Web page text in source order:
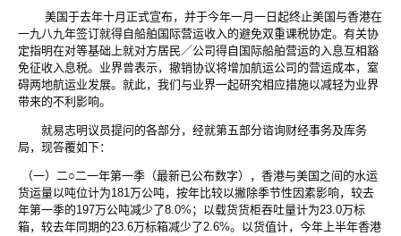
美国于去年十月正式宣布，并于今年一月一日起终止美国与香港在
一九八九年签订就得自船舶国际营运收入的避免双重课税协定。有关协
定指明在对等基础上就对方居民／公司得自国际船舶营运的入息互相豁
免征收入息税。业界曾表示，撤销协议将增加航运公司的营运成本，窒
碍两地航运业发展。就此，我们与业界一起研究相应措施以减轻为业界
带来的不利影响。
就易志明议员提问的各部分，经就第五部分谘询财经事务及库务
局，现答覆如下：
（一）二○二一年第一季（最新已公布数字），香港与美国之间的水运
货运量以吨位计为181万公吨，按年比较以撇除季节性因素影响，较去
年第一季的197万公吨减少了8.0%；以载货货柜吞吐量计为23.0万标
箱，较去年同期的23.6万标箱减少了2.6%。以货值计，今年上半年香港